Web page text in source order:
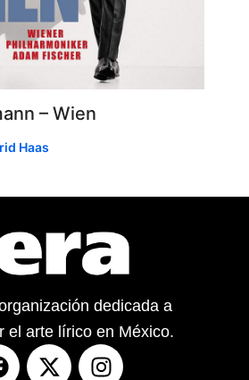
– Wien
Haas
dedicada a
el arte lírico en México.
X
I